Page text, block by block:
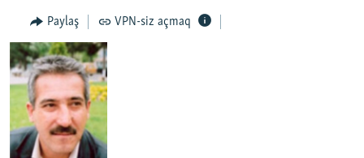
FƏRQƏ BAX
QANUNI DOĞRU
ARAŞDIRMA
MULTIMEDIA
VIDEO
RADIO ARXIV
Paylaş VPN-siz açmaq